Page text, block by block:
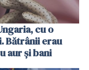
cu o
Bătrânii erau
aur și bani